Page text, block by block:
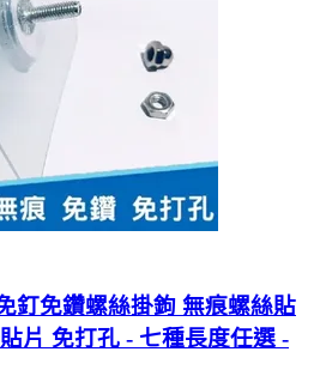
釘免鑽螺絲掛鉤 無痕螺絲貼
片 免打孔 - 七種長度任選 -